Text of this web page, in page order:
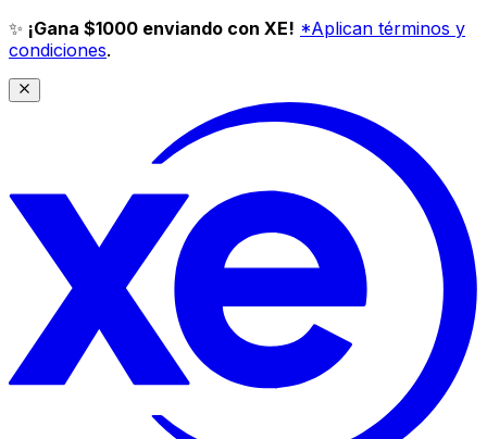
✨ ¡Gana $1000 enviando con XE! *Aplican términos y
condiciones.